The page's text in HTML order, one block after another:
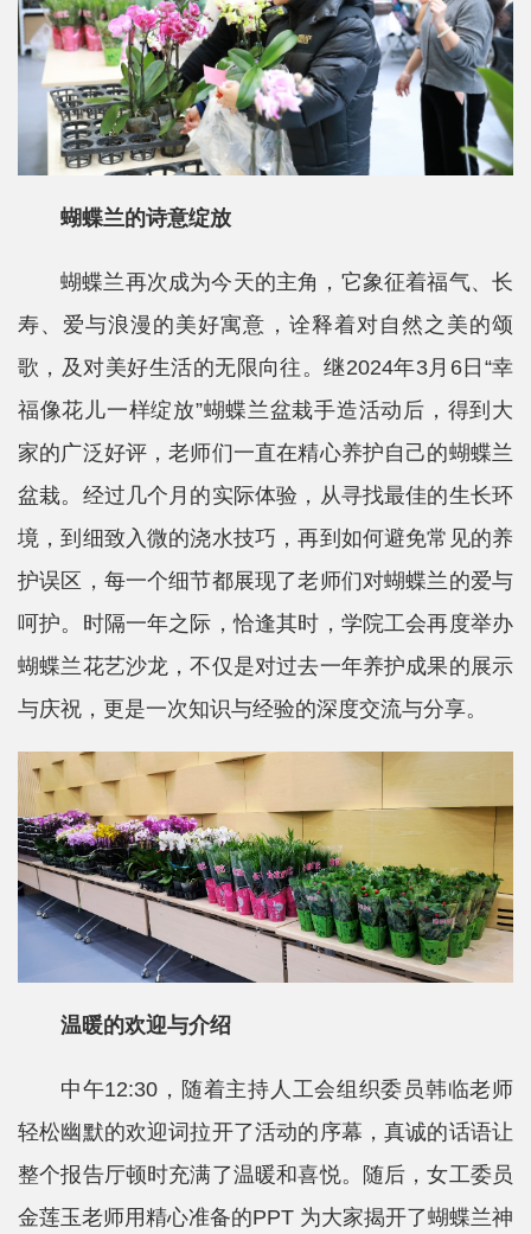
政
人
学
生
工
作
招
贤
士
校
友
中
蝴蝶兰的诗意绽放
蝴蝶兰再次成为今天的主角，它象征着福气、长
寿、爱与浪漫的美好寓意，诠释着对自然之美的颂
歌，及对美好生活的无限向往。继2024年3月6日“幸
福像花儿一样绽放”蝴蝶兰盆栽手造活动后，得到大
家的广泛好评，老师们一直在精心养护自己的蝴蝶兰
盆栽。经过几个月的实际体验，从寻找最佳的生长环
境，到细致入微的浇水技巧，再到如何避免常见的养
护误区，每一个细节都展现了老师们对蝴蝶兰的爱与
呵护。时隔一年之际，恰逢其时，学院工会再度举办
蝴蝶兰花艺沙龙，不仅是对过去一年养护成果的展示
与庆祝，更是一次知识与经验的深度交流与分享。
温暖的欢迎与介绍
中午12:30，随着主持人工会组织委员韩临老师
轻松幽默的欢迎词拉开了活动的序幕，真诚的话语让
整个报告厅顿时充满了温暖和喜悦。随后，女工委员
金莲玉老师用精心准备的PPT 为大家揭开了蝴蝶兰神